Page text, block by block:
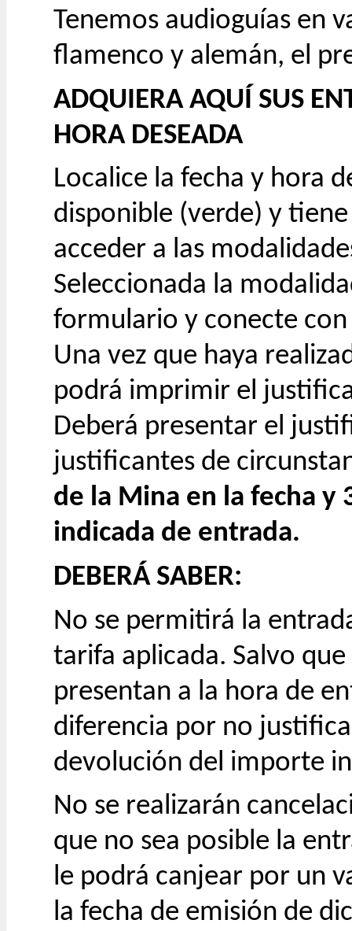
Tenemos audioguías en
flamenco y alemán, el
ADQUIERA AQUÍ SUS
HORA DESEADA
Localice la fecha y hora
disponible (verde) y
acceder a las
Seleccionada la
formulario y conecte
Una vez que haya
podrá imprimir el
Deberá presentar el
justificantes de
de la Mina en la fecha y
indicada de entrada.
​DEBERÁ SABER:
No se permitirá la
tarifa aplicada. Salvo
presentan a la hora de
diferencia por no
devolución del importe
No se realizarán
que no sea posible la
le podrá canjear por un
la fecha de emisión de